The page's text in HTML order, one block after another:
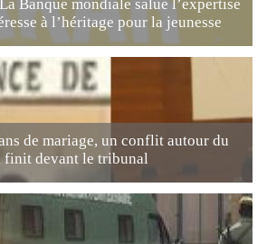
Banque mondiale salue l’expertise
à l’héritage pour la jeunesse
de mariage, un conflit autour du
devant le tribunal